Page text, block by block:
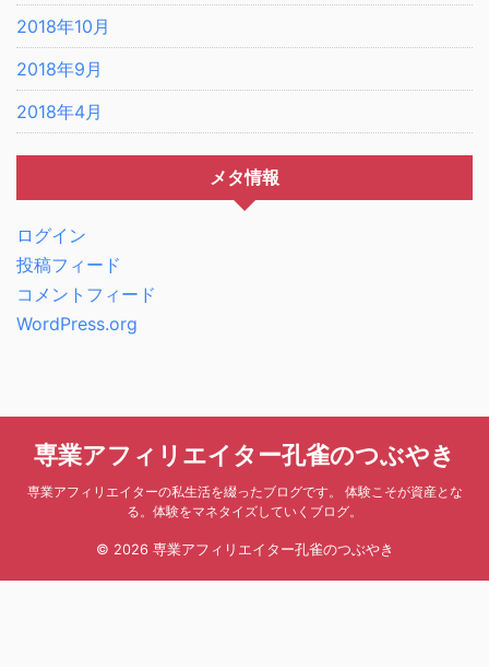
2018年10月
2018年9月
2018年4月
メタ情報
ログイン
投稿フィード
コメントフィード
WordPress.org
専業アフィリエイター孔雀のつぶやき
専業アフィリエイターの私生活を綴ったブログです。 体験こそが資産とな
る。体験をマネタイズしていくブログ。
© 2026 専業アフィリエイター孔雀のつぶやき